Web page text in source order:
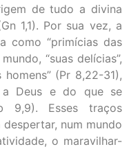
de tudo a divina
1,1). Por sua vez, a
como “primícias das
“suas delícias”,
(Pr 8,22-31),
a Deus e do que se
9,9). Esses traços
num mundo
o maravilhar-